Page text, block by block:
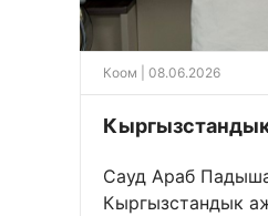
Коом | 08.06.2026
Сауд Араб
Кыргызстандык